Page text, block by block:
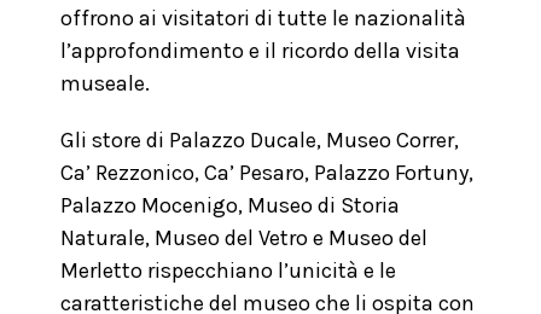
offrono ai visitatori di tutte le nazionalità
l’approfondimento e il ricordo della visita
museale.
Gli store di Palazzo Ducale, Museo Correr,
Ca’ Rezzonico, Ca’ Pesaro, Palazzo Fortuny,
Palazzo Mocenigo, Museo di Storia
Naturale, Museo del Vetro e Museo del
Merletto rispecchiano l’unicità e le
caratteristiche del museo che li ospita con